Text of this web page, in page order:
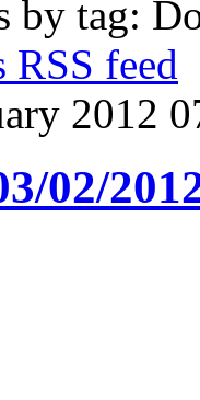
by tag:
RSS feed
2012
02/